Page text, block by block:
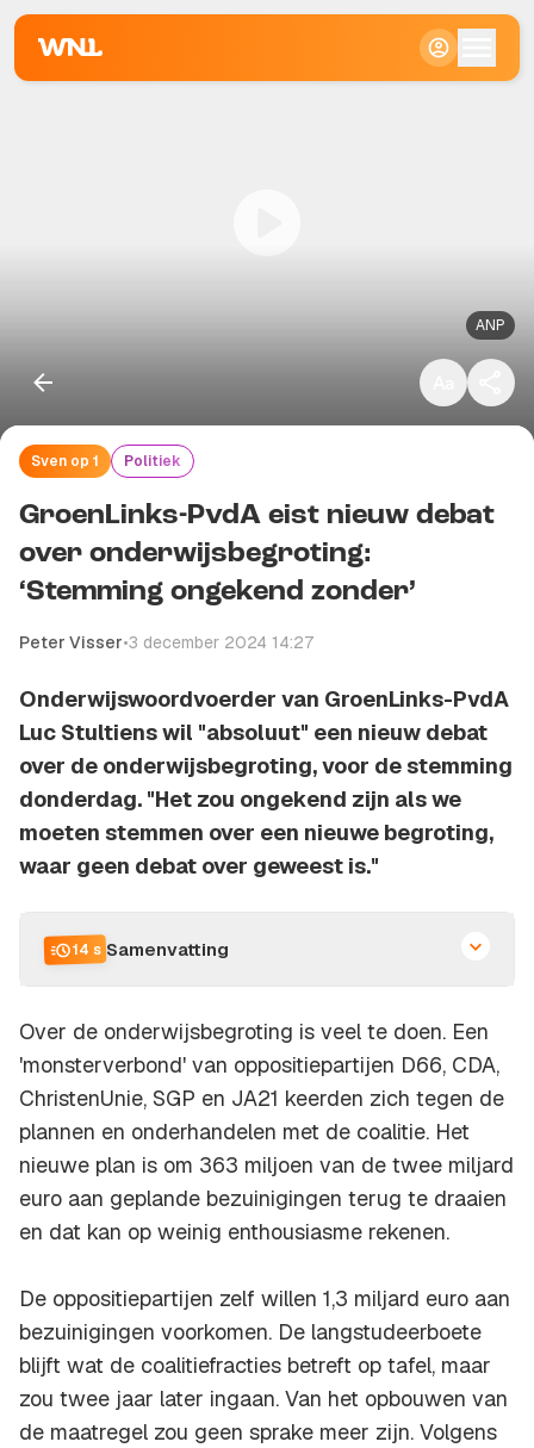
ANP
Sven op 1 Politiek
GroenLinks-PvdA eist nieuw debat
over onderwijsbegroting:
‘Stemming ongekend zonder’
Peter Visser•3 december 2024 14:27
Onderwijswoordvoerder van GroenLinks-PvdA
Luc Stultiens wil "absoluut" een nieuw debat
over de onderwijsbegroting, voor de stemming
donderdag. "Het zou ongekend zijn als we
moeten stemmen over een nieuwe begroting,
waar geen debat over geweest is."
14 s Samenvatting
Over de onderwijsbegroting is veel te doen. Een
'monsterverbond' van oppositiepartijen D66, CDA,
ChristenUnie, SGP en JA21 keerden zich tegen de
plannen en onderhandelen met de coalitie. Het
nieuwe plan is om 363 miljoen van de twee miljard
euro aan geplande bezuinigingen terug te draaien
en dat kan op weinig enthousiasme rekenen.
De oppositiepartijen zelf willen 1,3 miljard euro aan
bezuinigingen voorkomen. De langstudeerboete
blijft wat de coalitiefracties betreft op tafel, maar
zou twee jaar later ingaan. Van het opbouwen van
de maatregel zou geen sprake meer zijn. Volgens